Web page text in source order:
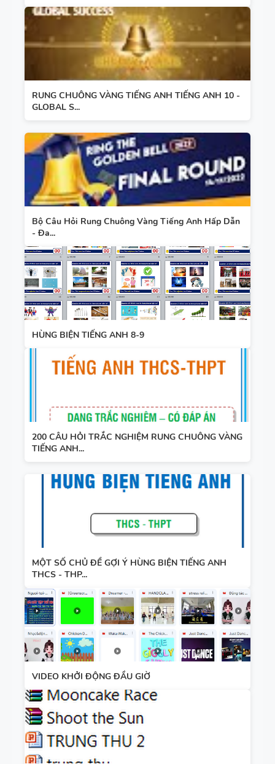
KHẢO -
TIẾNG ANH
10 -
GLOBAL
SUCCESS -
CÓ TÍCH
CẢ NĂM
13 THÌ
TRONG
TỪ VỰNG
VÀ NGỮ
PHÁP -
TIẾNG ANH
1 - FILE
WORD +
ẢNH MINH
HỌA
BẢNG
WORD
FORM -
TIẾNG ANH
SUCCESS -
CÓ ĐÁP ÁN
RUNG CHUÔNG VÀNG TIẾNG ANH TIẾNG ANH 10 -
GLOBAL S...
Bộ Câu Hỏi Rung Chuông Vàng Tiếng Anh Hấp Dẫn
- Đa...
HÙNG BIỆN TIẾNG ANH 8-9
200 CÂU HỎI TRẮC NGHIỆM RUNG CHUÔNG VÀNG
TIẾNG ANH...
MỘT SỐ CHỦ ĐỀ GỢI Ý HÙNG BIỆN TIẾNG ANH
THCS - THP...
VIDEO KHỞI ĐỘNG ĐẦU GIỜ